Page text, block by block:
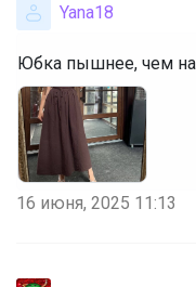
Yana18
Юбка пышнее, чем на
16 июня, 2025 11:13
Брюнетка
Котофей — всё
Леныра